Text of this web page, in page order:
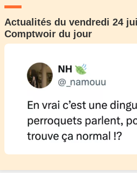
Actualités du vendredi 24
Comptwoir du jour